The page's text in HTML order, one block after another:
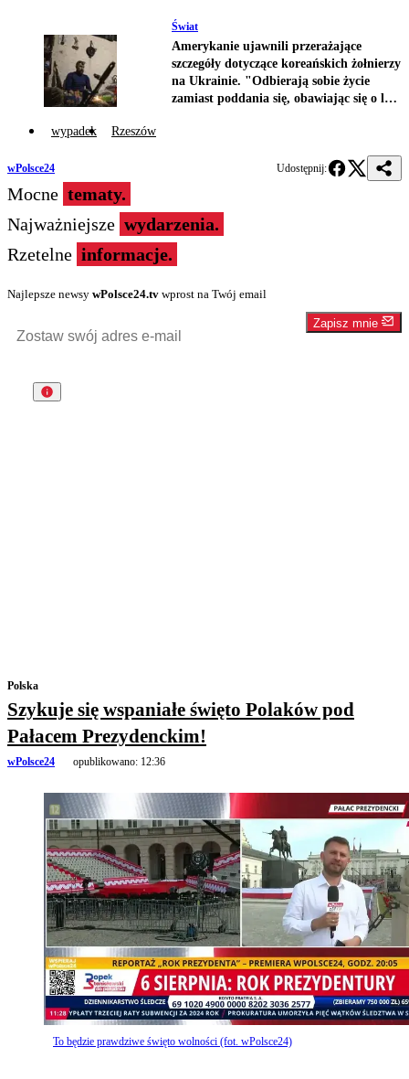
Świat
Amerykanie ujawnili przerażające
szczegóły dotyczące koreańskich żołnierzy
na Ukrainie. "Odbierają sobie życie
zamiast poddania się, obawiając się o los
wypadek
Rzeszów
wPolsce24 Udostępnij:
Mocne tematy.
Najważniejsze wydarzenia.
Rzetelne informacje.
Najlepsze newsy wPolsce24.tv wprost na Twój email
Zapisz mnie
Polska
Szykuje się wspaniałe święto Polaków pod
Pałacem Prezydenckim!
wPolsce24 opublikowano: 12:36
To będzie prawdziwe święto wolności (fot. wPolsce24)